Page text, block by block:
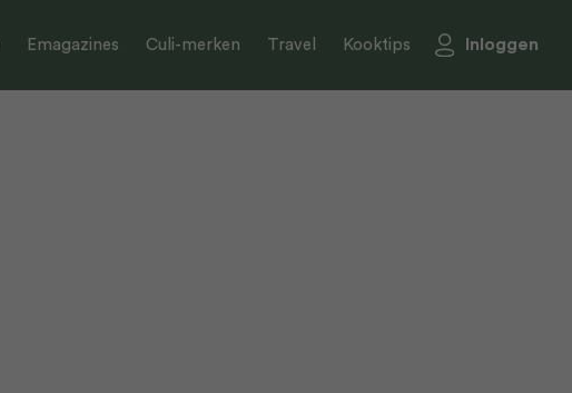
Emagazines Culi-merken Travel Kooktips Inloggen